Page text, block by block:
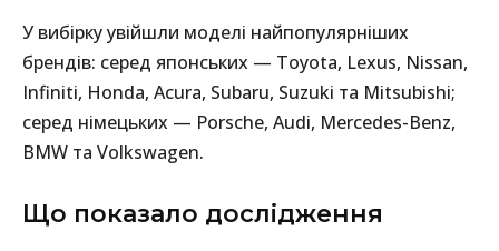
У вибірку увійшли моделі найпопулярніших
брендів: серед японських — Toyota, Lexus, Nissan,
Infiniti, Honda, Acura, Subaru, Suzuki та Mitsubishi;
серед німецьких — Porsche, Audi, Mercedes-Benz,
BMW та Volkswagen.
Що показало дослідження